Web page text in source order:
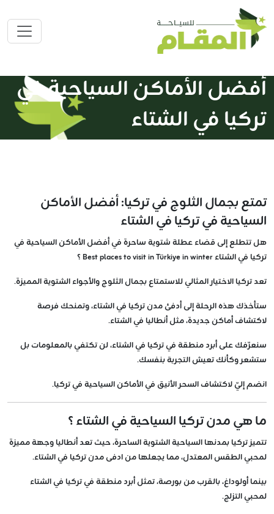
أفضل الأماكن السياحية في
تركيا في الشتاء
تمتع بجمال الثلوج في تركيا: أفضل الأماكن
السياحية في تركيا في الشتاء
هل تتطلع إلى قضاء عطلة شتوية ساحرة في أفضل الأماكن السياحية في
تركيا في الشتاء Best places to visit in Türkiye in winter ؟
تعد تركيا الاختيار المثالي للاستمتاع بجمال الثلوج والأجواء الشتوية المميزة.
ستأخذك هذه الرحلة إلى أدفئ مدن تركيا في الشتاء، وتمنحك فرصة
لاكتشاف أماكن جديدة، مثل أنطاليا في الشتاء.
سنعرّفك على أبرد منطقة في تركيا في الشتاء، لن تكتفي بالمعلومات بل
ستشعر وكأنك تعيش التجربة بنفسك.
انضم إليّ لاكتشاف السحر الأنيق في الأماكن السياحية في تركيا.
ما هي مدن تركيا السياحية في الشتاء ؟
تتميز تركيا بمدنها السياحية الشتوية الساحرة، حيث تعد أنطاليا وجهة مميزة
لمحبي الطقس المعتدل، مما يجعلها من ادفى مدن تركيا في الشتاء.
بينما أولوداغ، بالقرب من بورصة، تمثل أبرد منطقة في تركيا في الشتاء
لمحبي التزلج.